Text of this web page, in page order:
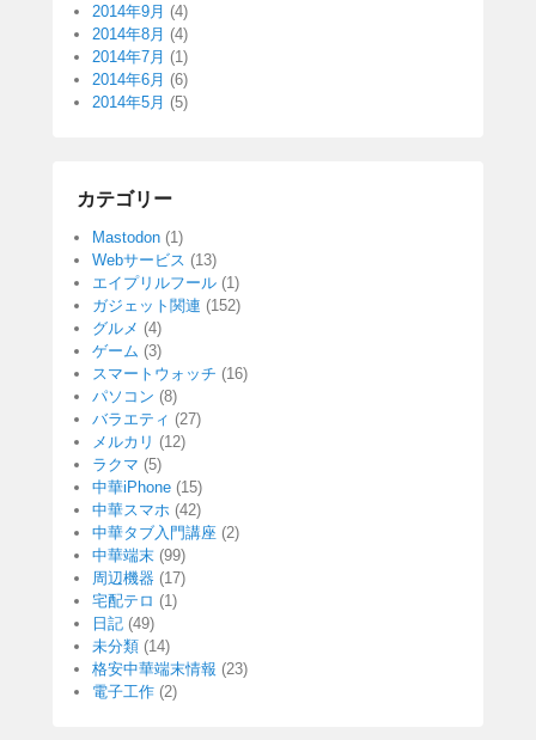
2014年9月 (4)
2014年8月 (4)
2014年7月 (1)
2014年6月 (6)
2014年5月 (5)
カテゴリー
Mastodon (1)
Webサービス (13)
エイプリルフール (1)
ガジェット関連 (152)
グルメ (4)
ゲーム (3)
スマートウォッチ (16)
パソコン (8)
バラエティ (27)
メルカリ (12)
ラクマ (5)
中華iPhone (15)
中華スマホ (42)
中華タブ入門講座 (2)
中華端末 (99)
周辺機器 (17)
宅配テロ (1)
日記 (49)
未分類 (14)
格安中華端末情報 (23)
電子工作 (2)